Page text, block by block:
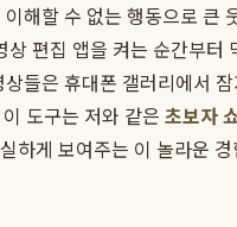
해할 수 없는 행동으로 큰
편집 앱을 켜는 순간부터
들은 휴대폰 갤러리에서
도구는 저와 같은 초보자
하게 보여주는 이 놀라운